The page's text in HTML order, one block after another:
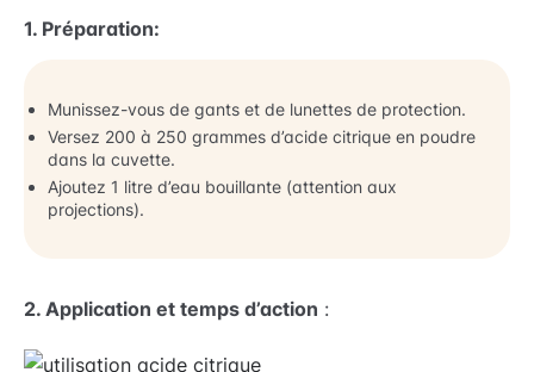
1. Préparation:
Munissez-vous de gants et de lunettes de protection.
Versez 200 à 250 grammes d’acide citrique en poudre
dans la cuvette.
Ajoutez 1 litre d’eau bouillante (attention aux
projections).
2. Application et temps d’action :